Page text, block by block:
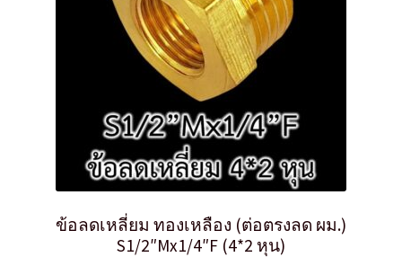
ข้อลดเหลี่ยม ทองเหลือง (ต่อตรงลด ผม.)
S1/2″Mx1/4″F (4*2 หุน)